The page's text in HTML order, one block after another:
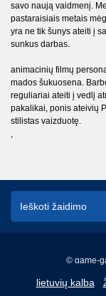
savo naują vaidmenį.
pastaraisiais metais
yra ne tik šunys ateiti į
sunkus darbas.
animacinių filmų
mados šukuosena.
reguliariai ateiti į vedlį
pakalikai, ponis ateivių
stilistas vaizduotę.
,
© game-
lietuvių kalba
English